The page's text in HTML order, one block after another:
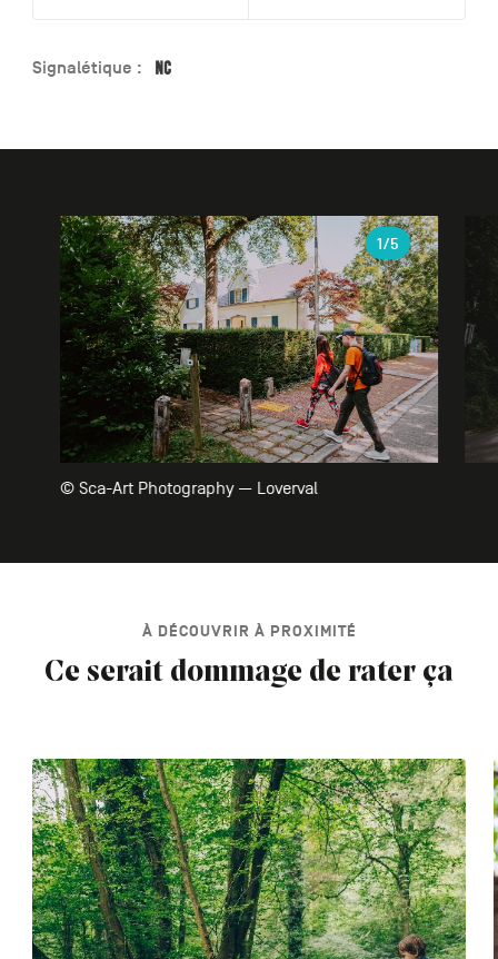
Signalétique :
Galerie
© Sca-Art Photography — Loverval
1/5
À DÉCOUVRIR À PROXIMITÉ
Ce serait dommage de rater ça